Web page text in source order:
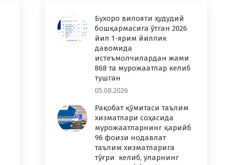
Бухоро вилояти ҳудудий
бошқармасига ўтган 2026
йил 1-ярим йиллик
давомида
истеъмолчилардан жами
868 та мурожаатлар келиб
тушган
05.08.2026
Рақобат қўмитаси таълим
хизматлари соҳасида
мурожаатларнинг қарийб
96 фоизи нодавлат
таълим хизматларига
тўғри келиб, уларнинг